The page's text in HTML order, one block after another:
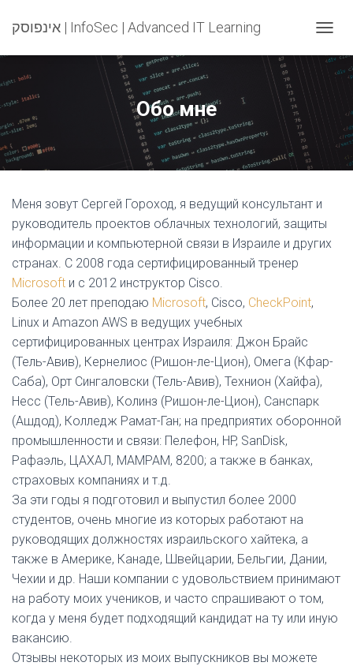
אינפוסק | InfoSec | Advanced IT Learning
O
T
O
Обо мне
Меня зовут Сергей Гороход, я ведущий консультант и
руководитель проектов облачных технологий, защиты
информации и компьютерной связи в Израиле и других
странах. С 2008 года сертифицированный тренер
Microsoft и с 2012 инструктор Cisco.
Более 20 лет преподаю Microsoft, Cisco, CheckPoint,
Linux и Amazon AWS в ведущих учебных
сертифицированных центрах Израиля: Джон Брайс
(Тель-Авив), Кернелиос (Ришон-ле-Цион), Омега (Кфар-
Саба), Орт Сингаловски (Тель-Авив), Технион (Хайфа),
Несс (Тель-Авив), Колинз (Ришон-ле-Цион), Санспарк
(Ашдод), Колледж Рамат-Ган; на предприятих оборонной
промышленности и связи: Пелефон, HP, SanDisk,
Рафаэль, ЦАХАЛ, МАМРАМ, 8200; а также в банках,
страховых компаниях и т.д.
За эти годы я подготовил и выпустил более 2000
студентов, очень многие из которых работают на
руководящих должностях израильского хайтека, а
также в Америке, Канаде, Швейцарии, Бельгии, Дании,
Чехии и др. Наши компании с удовольствием принимают
на работу моих учеников, и часто спрашивают о том,
когда у меня будет подходящий кандидат на ту или иную
вакансию.
Отзывы некоторых из моих выпускников вы можете